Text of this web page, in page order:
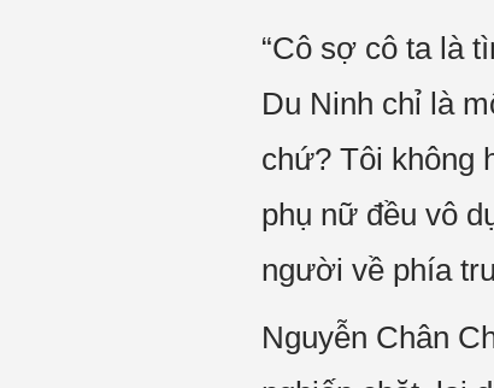
“Cô sợ cô ta là
Du Ninh chỉ là
chứ? Tôi không
phụ nữ đều vô
người về phía
Nguyễn Chân